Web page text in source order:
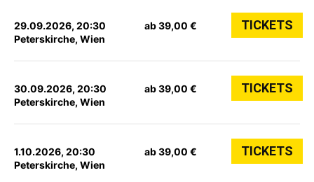
29.09.2026, 20:30
Peterskirche, Wien
ab 39,00 € TICKETS
30.09.2026, 20:30
Peterskirche, Wien
ab 39,00 € TICKETS
1.10.2026, 20:30
Peterskirche, Wien
ab 39,00 € TICKETS